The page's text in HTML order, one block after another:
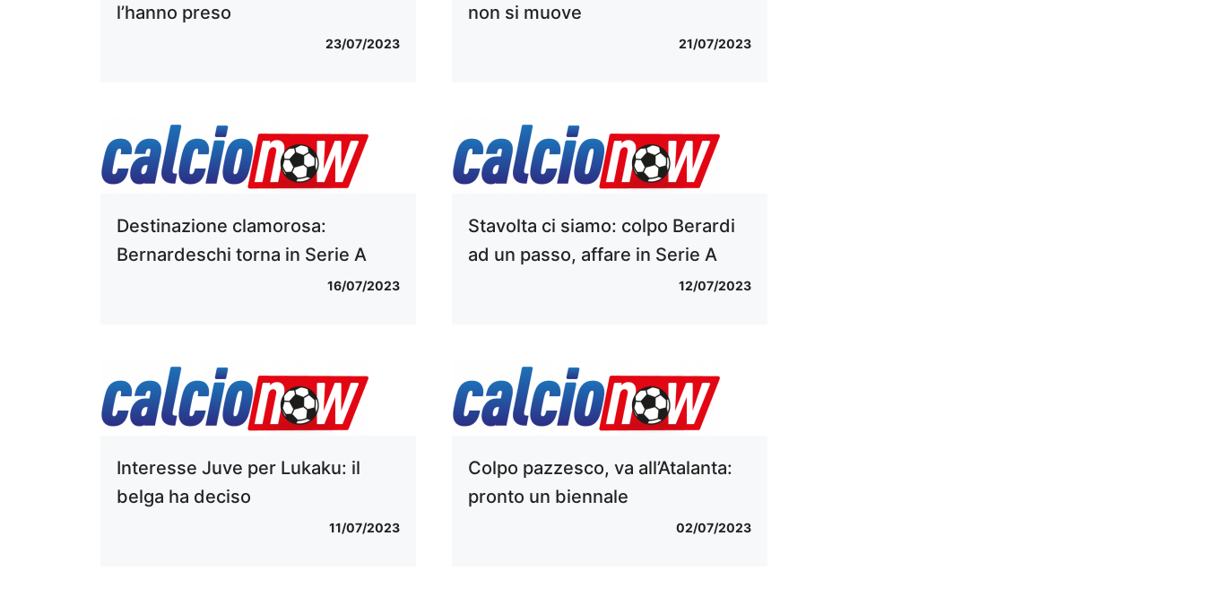
l’hanno preso
23/07/2023
non si muove
21/07/2023
Destinazione clamorosa:
Bernardeschi torna in Serie A
16/07/2023
Stavolta ci siamo: colpo Berardi
ad un passo, affare in Serie A
12/07/2023
Interesse Juve per Lukaku: il
belga ha deciso
11/07/2023
Colpo pazzesco, va all’Atalanta:
pronto un biennale
02/07/2023